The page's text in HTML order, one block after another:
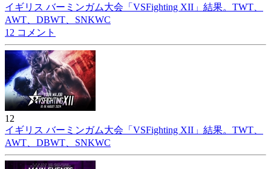
イギリス バーミンガム大会「VSFighting XII」結果。TWT、
AWT、DBWT、SNKWC
12 コメント
12
イギリス バーミンガム大会「VSFighting XII」結果。TWT、
AWT、DBWT、SNKWC